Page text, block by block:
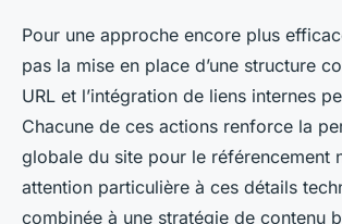
Pour une approche encore plus
pas la mise en place d’une structure
URL et l’intégration de liens internes
Chacune de ces actions renforce la
globale du site pour le référencement
attention particulière à ces détails
combinée à une stratégie de contenu